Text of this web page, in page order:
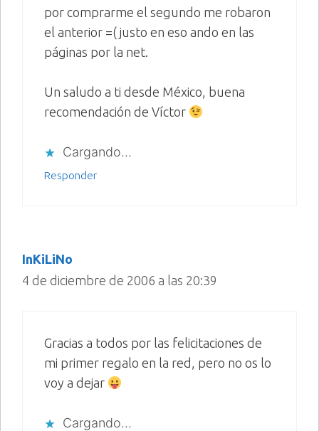
por comprarme el segundo me robaron
el anterior =( justo en eso ando en las
páginas por la net.
Un saludo a ti desde México, buena
recomendación de Víctor
Cargando...
Responder
InKiLiNo
4 de diciembre de 2006 a las 20:39
Gracias a todos por las felicitaciones de
mi primer regalo en la red, pero no os lo
voy a dejar
Cargando...